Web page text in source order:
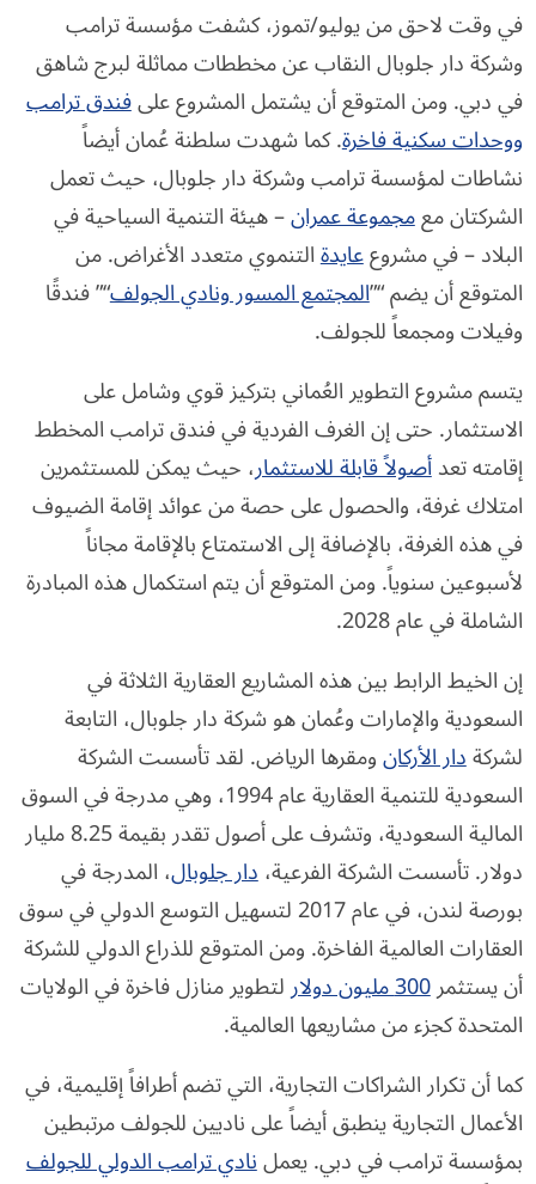
في وقت لاحق من يوليو/تموز، كشفت مؤسسة ترامب
وشركة دار جلوبال النقاب عن مخططات مماثلة لبرج شاهق
في دبي. ومن المتوقع أن يشتمل المشروع علىفندق ترامب
ووحدات سكنية فاخرة. كما شهدت سلطنة عُمان أيضاً
نشاطات لمؤسسة ترامب وشركة دار جلوبال، حيث تعمل
الشركتان معمجموعة عمران– هيئة التنمية السياحية في
البلاد – في مشروععايدةالتنموي متعدد الأغراض. من
المتوقع أن يضم “”المجتمع المسور ونادي الجولف“” فندقًا
وفيلات ومجمعاً للجولف.
يتسم مشروع التطوير العُماني بتركيز قوي وشامل على
الاستثمار. حتى إن الغرف الفردية في فندق ترامب المخطط
إقامته تعدأصولاً قابلة للاستثمار، حيث يمكن للمستثمرين
امتلاك غرفة، والحصول على حصة من عوائد إقامة الضيوف
في هذه الغرفة، بالإضافة إلى الاستمتاع بالإقامة مجاناً
لأسبوعين سنوياً. ومن المتوقع أن يتم استكمال هذه المبادرة
الشاملة في عام 2028.
إن الخيط الرابط بين هذه المشاريع العقارية الثلاثة في
السعودية والإمارات وعُمان هو شركة دار جلوبال، التابعة
لشركةدار الأركانومقرها الرياض. لقد تأسست الشركة
السعودية للتنمية العقارية عام 1994، وهي مدرجة في السوق
المالية السعودية، وتشرف على أصول تقدر بقيمة 8.25 مليار
دولار. تأسست الشركة الفرعية،دار جلوبال، المدرجة في
بورصة لندن، في عام 2017 لتسهيل التوسع الدولي في سوق
العقارات العالمية الفاخرة. ومن المتوقع للذراع الدولي للشركة
أن يستثمر300 مليون دولار
لتطوير منازل فاخرة في الولايات
المتحدة كجزء من مشاريعها العالمية.
كما أن تكرار الشراكات التجارية، التي تضم أطرافاً إقليمية، في
الأعمال التجارية ينطبق أيضاً على ناديين للجولف مرتبطين
بمؤسسة ترامب في دبي. يعملنادي ترامب الدولي للجولف